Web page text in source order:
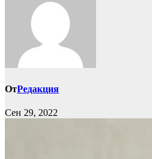
ОтРедакция
Сен 29, 2022